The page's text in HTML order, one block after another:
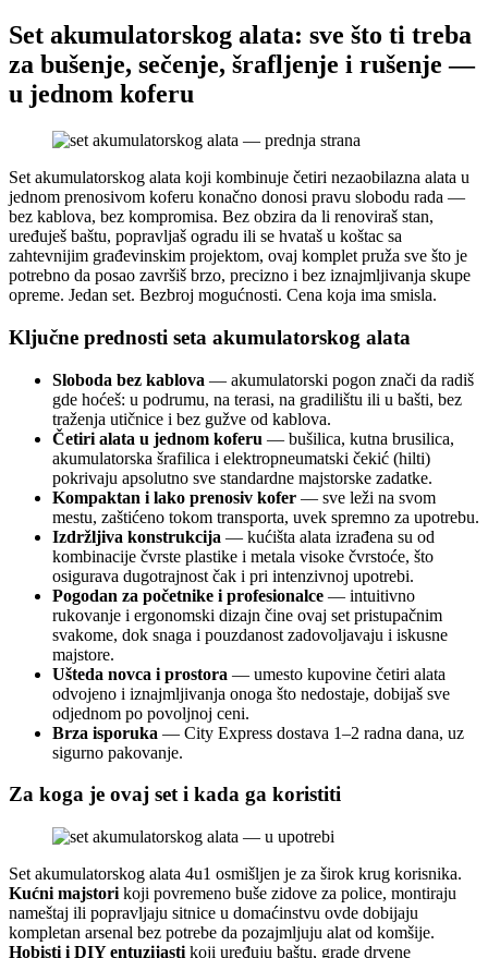
Set akumulatorskog alata: sve što ti treba
za bušenje, sečenje, šrafljenje i rušenje —
u jednom koferu
Set akumulatorskog alata koji kombinuje četiri nezaobilazna alata u
jednom prenosivom koferu konačno donosi pravu slobodu rada —
bez kablova, bez kompromisa. Bez obzira da li renoviraš stan,
uređuješ baštu, popravljaš ogradu ili se hvataš u koštac sa
zahtevnijim građevinskim projektom, ovaj komplet pruža sve što je
potrebno da posao završiš brzo, precizno i bez iznajmljivanja skupe
opreme. Jedan set. Bezbroj mogućnosti. Cena koja ima smisla.
Ključne prednosti seta akumulatorskog alata
Sloboda bez kablova — akumulatorski pogon znači da radiš
gde hoćeš: u podrumu, na terasi, na gradilištu ili u bašti, bez
traženja utičnice i bez gužve od kablova.
Četiri alata u jednom koferu — bušilica, kutna brusilica,
akumulatorska šrafilica i elektropneumatski čekić (hilti)
pokrivaju apsolutno sve standardne majstorske zadatke.
Kompaktan i lako prenosiv kofer — sve leži na svom
mestu, zaštićeno tokom transporta, uvek spremno za upotrebu.
Izdržljiva konstrukcija — kućišta alata izrađena su od
kombinacije čvrste plastike i metala visoke čvrstoće, što
osigurava dugotrajnost čak i pri intenzivnoj upotrebi.
Pogodan za početnike i profesionalce — intuitivno
rukovanje i ergonomski dizajn čine ovaj set pristupačnim
svakome, dok snaga i pouzdanost zadovoljavaju i iskusne
majstore.
Ušteda novca i prostora — umesto kupovine četiri alata
odvojeno i iznajmljivanja onoga što nedostaje, dobijaš sve
odjednom po povoljnoj ceni.
Brza isporuka — City Express dostava 1–2 radna dana, uz
sigurno pakovanje.
Za koga je ovaj set i kada ga koristiti
Set akumulatorskog alata 4u1 osmišljen je za širok krug korisnika.
Kućni majstori koji povremeno buše zidove za police, montiraju
nameštaj ili popravljaju sitnice u domaćinstvu ovde dobijaju
kompletan arsenal bez potrebe da pozajmljuju alat od komšije.
Hobisti i DIY entuzijasti koji uređuju baštu, grade drvene